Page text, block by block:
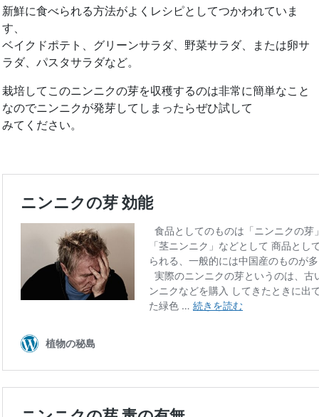
新鮮に食べられる方法がよくレシピとしてつかわれていま
す、
ベイクドポテト、グリーンサラダ、野菜サラダ、または卵サ
ラダ、パスタサラダなど。
栽培してこのニンニクの芽を収穫するのは非常に簡単なこと
なのでニンニクが発芽してしまったらぜひ試して
みてください。